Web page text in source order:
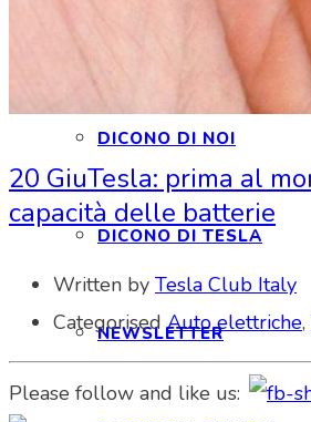
INTERAGIAMO!
DICONO DI NOI
DICONO DI TESLA
NEWSLETTER
20 GiuTesla: prima al
capacità delle batterie
Written by Tesla Club Italy
CategorisedAuto elettriche,
Please follow and like us: